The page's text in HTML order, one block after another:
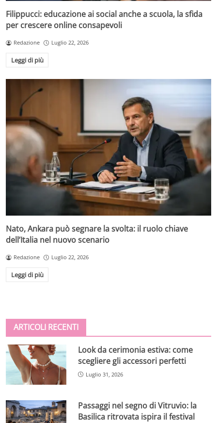
Filippucci: educazione ai social anche a scuola, la sfida
per crescere online consapevoli
Redazione Luglio 22, 2026
Leggi di più
Nato, Ankara può segnare la svolta: il ruolo chiave
dell’Italia nel nuovo scenario
Redazione Luglio 22, 2026
Leggi di più
ARTICOLI RECENTI
Look da cerimonia estiva: come
scegliere gli accessori perfetti
Luglio 31, 2026
Passaggi nel segno di Vitruvio: la
Basilica ritrovata ispira il festival